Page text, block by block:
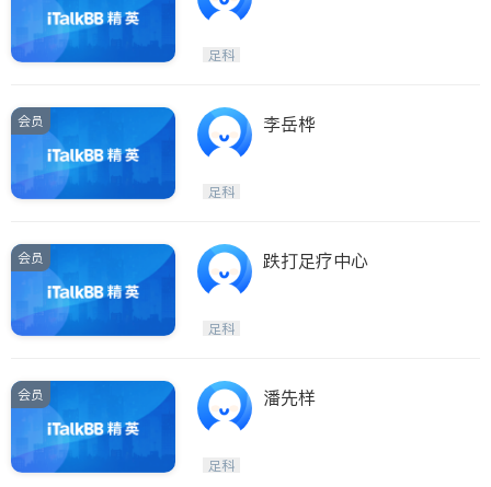
足科
会员 李岳桦
足科
会员 跌打足疗中心
足科
会员 潘先样
足科